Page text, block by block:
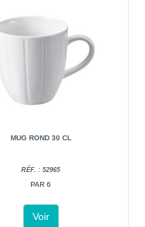
MUG ROND 30 CL
RÉF. : 52965
PAR 6
Voir